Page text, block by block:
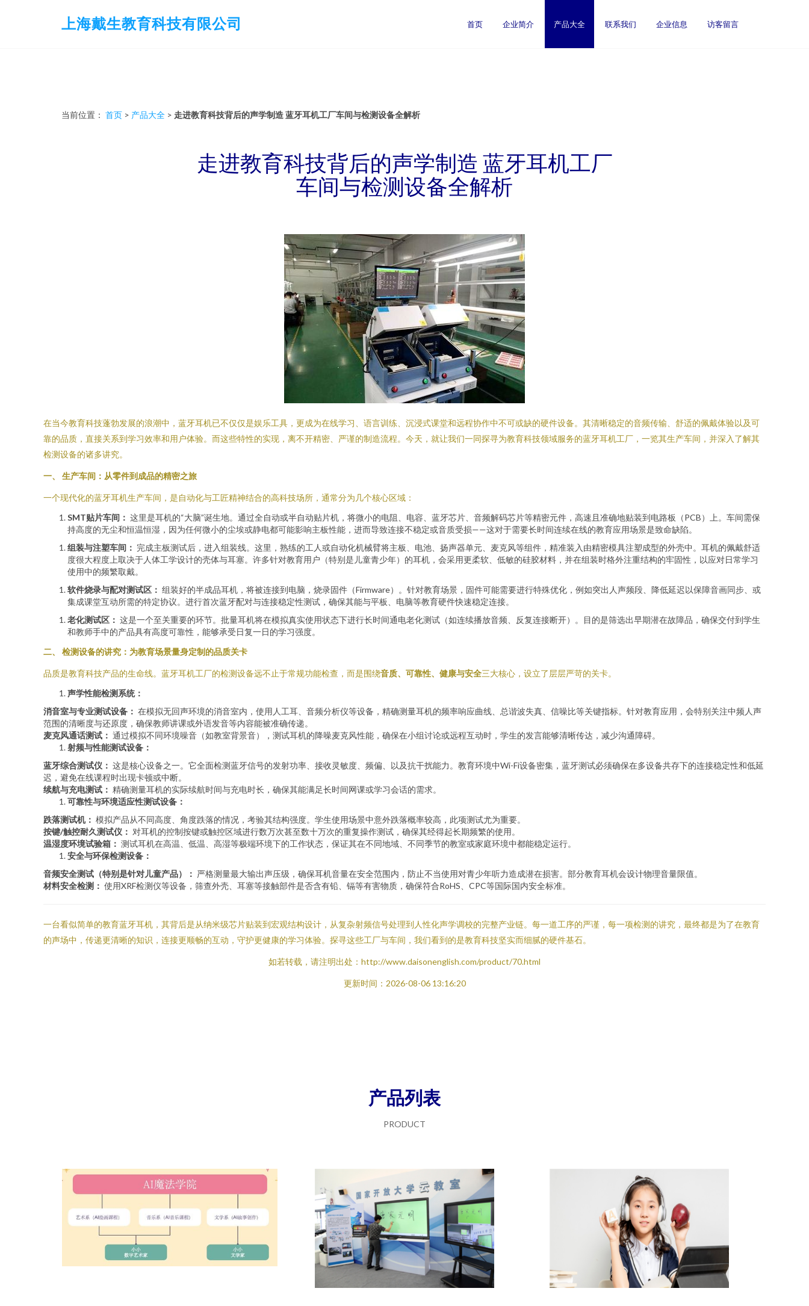
上海戴生教育科技有限公司 首页 企业简介 产品大全 联系我们 企业信息 访客留言
当前位置： 首页 > 产品大全 > 走进教育科技背后的声学制造 蓝牙耳机工厂车间与检测设备全解析
走进教育科技背后的声学制造 蓝牙耳机工厂
车间与检测设备全解析
在当今教育科技蓬勃发展的浪潮中，蓝牙耳机已不仅仅是娱乐工具，更成为在线学习、语言训练、沉浸式课堂和远程协作中不可或缺的硬件设备。其清晰稳定的音频传输、舒适的佩戴体验以及可
靠的品质，直接关系到学习效率和用户体验。而这些特性的实现，离不开精密、严谨的制造流程。今天，就让我们一同探寻为教育科技领域服务的蓝牙耳机工厂，一览其生产车间，并深入了解其
检测设备的诸多讲究。
一、 生产车间：从零件到成品的精密之旅
一个现代化的蓝牙耳机生产车间，是自动化与工匠精神结合的高科技场所，通常分为几个核心区域：
SMT贴片车间： 这里是耳机的“大脑”诞生地。通过全自动或半自动贴片机，将微小的电阻、电容、蓝牙芯片、音频解码芯片等精密元件，高速且准确地贴装到电路板（PCB）上。车间需保
持高度的无尘和恒温恒湿，因为任何微小的尘埃或静电都可能影响主板性能，进而导致连接不稳定或音质受损——这对于需要长时间连续在线的教育应用场景是致命缺陷。
组装与注塑车间： 完成主板测试后，进入组装线。这里，熟练的工人或自动化机械臂将主板、电池、扬声器单元、麦克风等组件，精准装入由精密模具注塑成型的外壳中。耳机的佩戴舒适
度很大程度上取决于人体工学设计的壳体与耳塞。许多针对教育用户（特别是儿童青少年）的耳机，会采用更柔软、低敏的硅胶材料，并在组装时格外注重结构的牢固性，以应对日常学习
使用中的频繁取戴。
软件烧录与配对测试区： 组装好的半成品耳机，将被连接到电脑，烧录固件（Firmware）。针对教育场景，固件可能需要进行特殊优化，例如突出人声频段、降低延迟以保障音画同步、或
集成课堂互动所需的特定协议。进行首次蓝牙配对与连接稳定性测试，确保其能与平板、电脑等教育硬件快速稳定连接。
老化测试区： 这是一个至关重要的环节。批量耳机将在模拟真实使用状态下进行长时间通电老化测试（如连续播放音频、反复连接断开）。目的是筛选出早期潜在故障品，确保交付到学生
和教师手中的产品具有高度可靠性，能够承受日复一日的学习强度。
二、 检测设备的讲究：为教育场景量身定制的品质关卡
品质是教育科技产品的生命线。蓝牙耳机工厂的检测设备远不止于常规功能检查，而是围绕音质、可靠性、健康与安全三大核心，设立了层层严苛的关卡。
声学性能检测系统：
消音室与专业测试设备： 在模拟无回声环境的消音室内，使用人工耳、音频分析仪等设备，精确测量耳机的频率响应曲线、总谐波失真、信噪比等关键指标。针对教育应用，会特别关注中频人声
范围的清晰度与还原度，确保教师讲课或外语发音等内容能被准确传递。
麦克风通话测试： 通过模拟不同环境噪音（如教室背景音），测试耳机的降噪麦克风性能，确保在小组讨论或远程互动时，学生的发言能够清晰传达，减少沟通障碍。
射频与性能测试设备：
蓝牙综合测试仪： 这是核心设备之一。它全面检测蓝牙信号的发射功率、接收灵敏度、频偏、以及抗干扰能力。教育环境中Wi-Fi设备密集，蓝牙测试必须确保在多设备共存下的连接稳定性和低延
迟，避免在线课程时出现卡顿或中断。
续航与充电测试： 精确测量耳机的实际续航时间与充电时长，确保其能满足长时间网课或学习会话的需求。
可靠性与环境适应性测试设备：
跌落测试机： 模拟产品从不同高度、角度跌落的情况，考验其结构强度。学生使用场景中意外跌落概率较高，此项测试尤为重要。
按键/触控耐久测试仪： 对耳机的控制按键或触控区域进行数万次甚至数十万次的重复操作测试，确保其经得起长期频繁的使用。
温湿度环境试验箱： 测试耳机在高温、低温、高湿等极端环境下的工作状态，保证其在不同地域、不同季节的教室或家庭环境中都能稳定运行。
安全与环保检测设备：
音频安全测试（特别是针对儿童产品）： 严格测量最大输出声压级，确保耳机音量在安全范围内，防止不当使用对青少年听力造成潜在损害。部分教育耳机会设计物理音量限值。
材料安全检测： 使用XRF检测仪等设备，筛查外壳、耳塞等接触部件是否含有铅、镉等有害物质，确保符合RoHS、CPC等国际国内安全标准。
一台看似简单的教育蓝牙耳机，其背后是从纳米级芯片贴装到宏观结构设计，从复杂射频信号处理到人性化声学调校的完整产业链。每一道工序的严谨，每一项检测的讲究，最终都是为了在教育
的声场中，传递更清晰的知识，连接更顺畅的互动，守护更健康的学习体验。探寻这些工厂与车间，我们看到的是教育科技坚实而细腻的硬件基石。
如若转载，请注明出处：http://www.daisonenglish.com/product/70.html
更新时间：2026-08-06 13:16:20
产品列表
PRODUCT